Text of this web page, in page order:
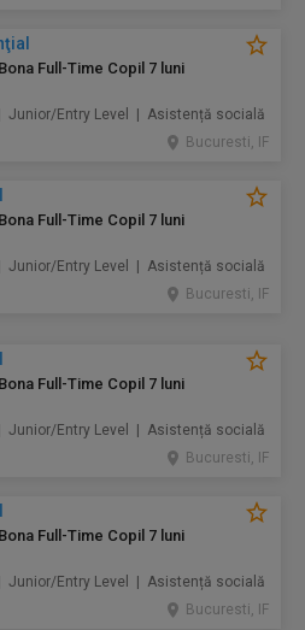
Full-Time Copil 7 luni
Junior/Entry Level | Asistență socială
Bucuresti, IF
Full-Time Copil 7 luni
Junior/Entry Level | Asistență socială
Bucuresti, IF
Full-Time Copil 7 luni
Junior/Entry Level | Asistență socială
Bucuresti, IF
Full-Time Copil 7 luni
Junior/Entry Level | Asistență socială
Bucuresti, IF